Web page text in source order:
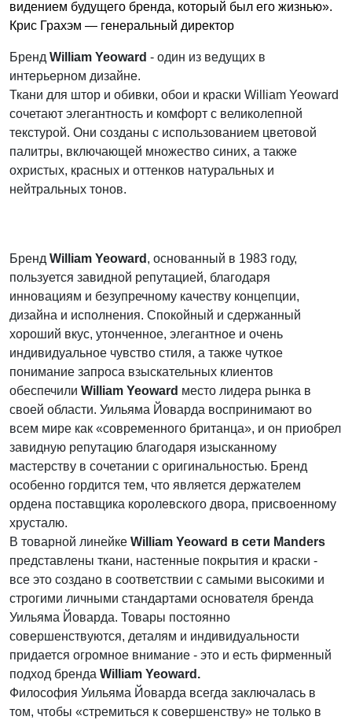
видением будущего бренда, который был его жизнью».
Крис Грахэм — генеральный директор
Бренд William Yeoward - один из ведущих в
интерьерном дизайне.
Ткани для штор и обивки, обои и краски William Yeoward
сочетают элегантность и комфорт с великолепной
текстурой. Они созданы с использованием цветовой
палитры, включающей множество синих, а также
охристых, красных и оттенков натуральных и
нейтральных тонов.
Бренд William Yeoward , основанный в 1983 году,
пользуется завидной репутацией, благодаря
инновациям и безупречному качеству концепции,
дизайна и исполнения. Спокойный и сдержанный
хороший вкус, утонченное, элегантное и очень
индивидуальное чувство стиля, а также чуткое
понимание запроса взыскательных клиентов
обеспечили William Yeoward место лидера рынка в
своей области. Уильяма Йоварда воспринимают во
всем мире как «современного британца», и он приобрел
завидную репутацию благодаря изысканному
мастерству в сочетании с оригинальностью. Бренд
особенно гордится тем, что является держателем
ордена поставщика королевского двора, присвоенному
хрусталю.
В товарной линейке William Yeoward в сети Manders
представлены ткани, настенные покрытия и краски -
все это создано в соответствии с самыми высокими и
строгими личными стандартами основателя бренда
Уильяма Йоварда. Товары постоянно
совершенствуются, деталям и индивидуальности
придается огромное внимание - это и есть фирменный
подход бренда William Yeoward.
Философия Уильяма Йоварда всегда заключалась в
том, чтобы «стремиться к совершенству» не только в